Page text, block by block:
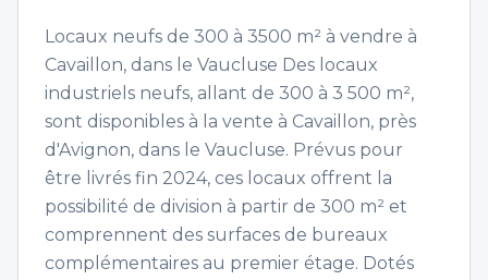
Locaux neufs de 300 à 3500 m² à vendre à
Cavaillon, dans le Vaucluse Des locaux
industriels neufs, allant de 300 à 3 500 m²,
sont disponibles à la vente à Cavaillon, près
d'Avignon, dans le Vaucluse. Prévus pour
être livrés fin 2024, ces locaux offrent la
possibilité de division à partir de 300 m² et
comprennent des surfaces de bureaux
complémentaires au premier étage. Dotés